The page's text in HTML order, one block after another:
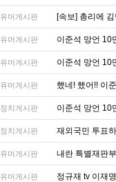
유머게시판 [속보] 총리에
유머게시판 이준석 망언 10
유머게시판 이준석 망언 10
유머게시판 했네! 했어!! 이
정치게시판 이준석 망언 10
정치게시판 재외국민 투표
유머게시판 내란 특별재판
유머게시판 정규재 tv 이재